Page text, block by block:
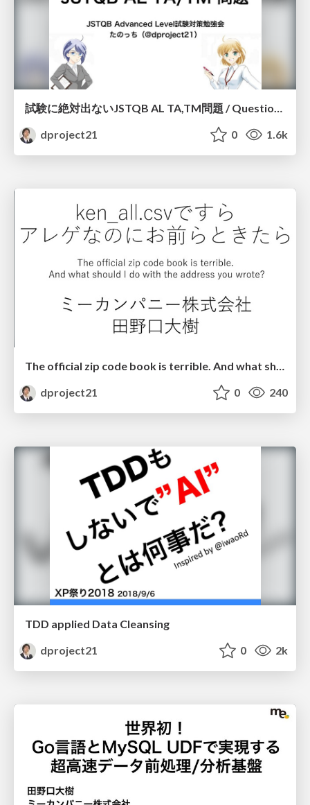
dproject21
0 1.6k
The official zip code book is terrible. And what should I do with the address you wrote.
dproject21
0 240
TDD applied Data Cleansing
dproject21
0 2k